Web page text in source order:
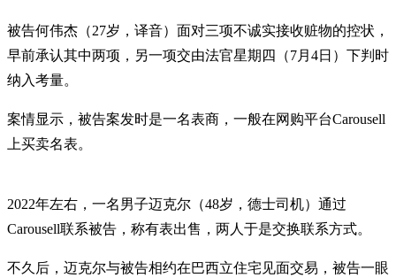
被告何伟杰（27岁，译音）面对三项不诚实接收赃物的控状，
早前承认其中两项，另一项交由法官星期四（7月4日）下判时
纳入考量。
案情显示，被告案发时是一名表商，一般在网购平台Carousell
上买卖名表。
2022年左右，一名男子迈克尔（48岁，德士司机）通过
Carousell联系被告，称有表出售，两人于是交换联系方式。
不久后，迈克尔与被告相约在巴西立住宅见面交易，被告一眼